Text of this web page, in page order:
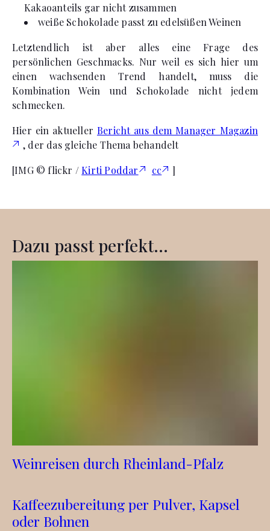
Kakaoanteils gar nicht zusammen
weiße Schokolade passt zu edelsüßen Weinen
Letztendlich ist aber alles eine Frage des
persönlichen Geschmacks. Nur weil es sich hier um
einen wachsenden Trend handelt, muss die
Kombination Wein und Schokolade nicht jedem
schmecken.
Hier ein aktueller Bericht aus dem Manager Magazin
, der das gleiche Thema behandelt
[IMG © flickr /Kirti Poddar cc ]
Dazu passt perfekt...
Weinreisen durch Rheinland-Pfalz
Kaffeezubereitung per Pulver, Kapsel
oder Bohnen